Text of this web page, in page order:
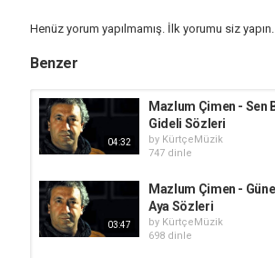
Henüz yorum yapılmamış. İlk yorumu siz yapın.
Benzer
04:32
Mazlum Çimen - Sen
Gideli Sözleri
by KürtçeMüzik
747 dinle
03:47
Mazlum Çimen -
Aya Sözleri
by KürtçeMüzik
698 dinle